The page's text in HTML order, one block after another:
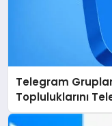
Telegram
Topluluklarını